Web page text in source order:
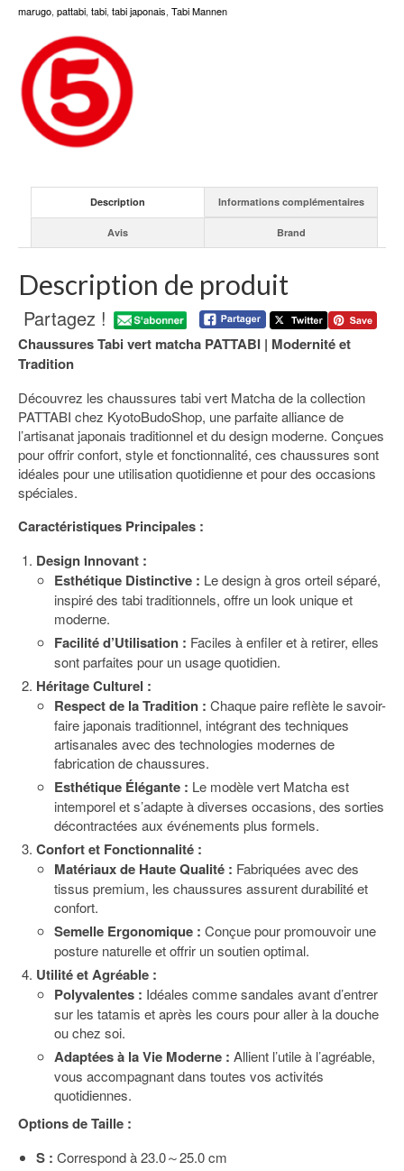
marugo, pattabi, tabi, tabi japonais, Tabi Mannen
Description Informations complémentaires
Avis Brand
Description de produit
Partagez !
Chaussures Tabi vert matcha PATTABI | Modernité et
Tradition
Découvrez les chaussures tabi vert Matcha de la collection
PATTABI chez KyotoBudoShop, une parfaite alliance de
l’artisanat japonais traditionnel et du design moderne. Conçues
pour offrir confort, style et fonctionnalité, ces chaussures sont
idéales pour une utilisation quotidienne et pour des occasions
spéciales.
Caractéristiques Principales :
Design Innovant :
Esthétique Distinctive : Le design à gros orteil séparé,
inspiré des tabi traditionnels, offre un look unique et
moderne.
Facilité d’Utilisation : Faciles à enfiler et à retirer, elles
sont parfaites pour un usage quotidien.
Héritage Culturel :
Respect de la Tradition : Chaque paire reflète le savoir-
faire japonais traditionnel, intégrant des techniques
artisanales avec des technologies modernes de
fabrication de chaussures.
Esthétique Élégante : Le modèle vert Matcha est
intemporel et s’adapte à diverses occasions, des sorties
décontractées aux événements plus formels.
Confort et Fonctionnalité :
Matériaux de Haute Qualité : Fabriquées avec des
tissus premium, les chaussures assurent durabilité et
confort.
Semelle Ergonomique : Conçue pour promouvoir une
posture naturelle et offrir un soutien optimal.
Utilité et Agréable :
Polyvalentes : Idéales comme sandales avant d’entrer
sur les tatamis et après les cours pour aller à la douche
ou chez soi.
Adaptées à la Vie Moderne : Allient l’utile à l’agréable,
vous accompagnant dans toutes vos activités
quotidiennes.
Options de Taille :
S : Correspond à 23.0～25.0 cm